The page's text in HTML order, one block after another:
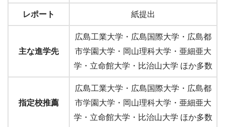
レポート 紙提出
主な進学先
広島工業大学・広島国際大学・広島都
市学園大学・岡山理科大学・亜細亜大
学・立命館大学・比治山大学 ほか多数
指定校推薦
広島工業大学・広島国際大学・広島都
市学園大学・岡山理科大学・亜細亜大
学・立命館大学・比治山大学 ほか多数